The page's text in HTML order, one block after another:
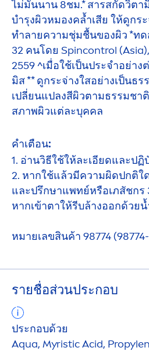
ไม่มันนาน 8ชม.* สารสกัดวิต
บำรุงผิวหมองคล้ำเสีย ให้ดูกร
ทำลายความชุ่มชื้นของผิว *ท
32 คนโดย Spincontrol
2559 ^เมื่อใช้เป็นประจำอย่าง
มิส ** ดูกระจ่างใสอย่างเป็นธ
เปลี่ยนแปลงสีผิวตามธรรมช
สภาพผิวแต่ละบุคคล
คำเตือน:
1. อ่านวิธีใช้ให้ละเอียดและป
2. หากใช้แล้วมีความผิดปกติใ
และปรึกษาแพทย์หรือเภสัชกร
หากเข้าตาให้รีบล้างออกด้วย
หมายเลขสินค้า 98774
รายชื่อส่วนประกอบ
ประกอบด้วย
Aqua, Myristic Acid,